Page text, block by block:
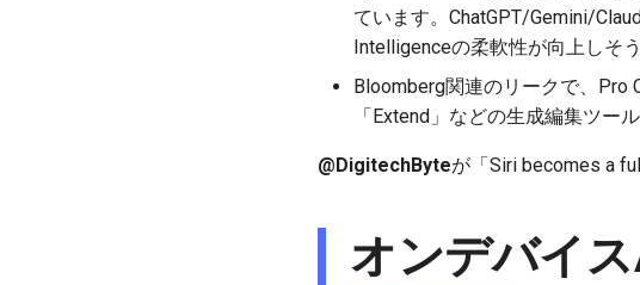
ています。ChatGPT/Gemini/
Intelligenceの柔軟性が向上しそう
Bloomberg関連のリークで、Pro
「Extend」などの生成編集ツー
@DigitechByteが「Siri becomes a
オンデバイ